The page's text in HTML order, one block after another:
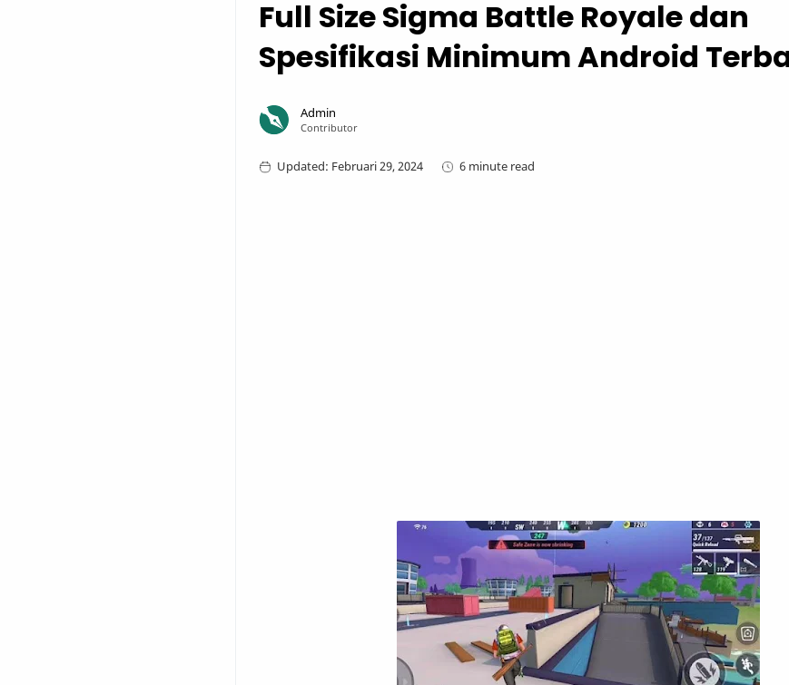
Full Size Sigma Battle Royale dan
Spesifikasi Minimum Android
6 minute read